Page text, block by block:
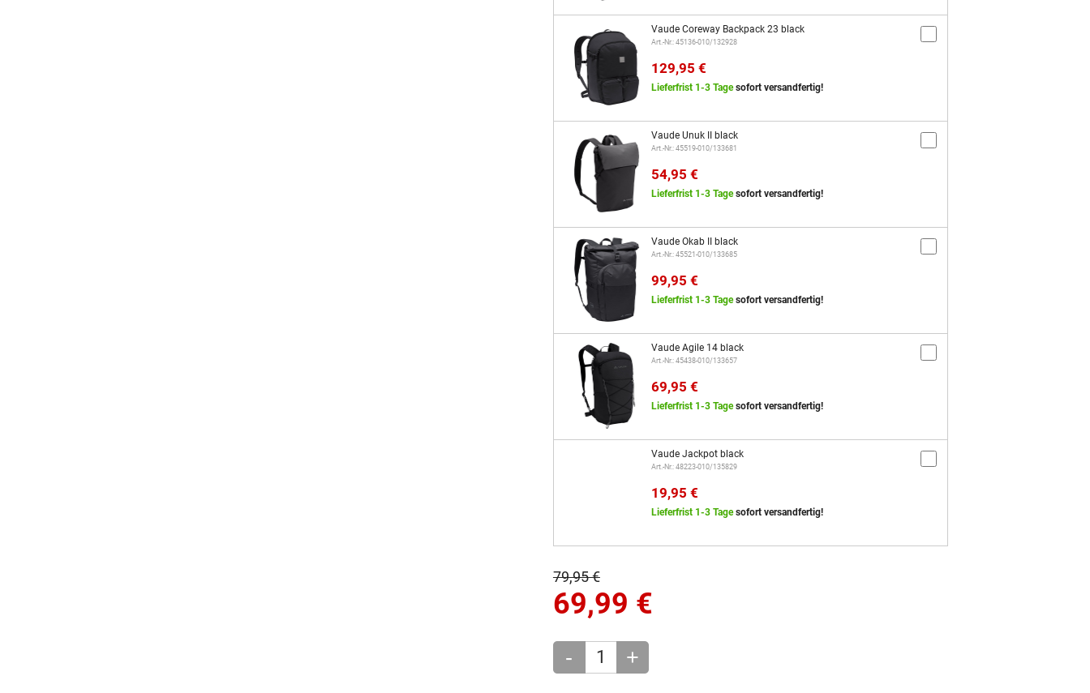
Vaude Coreway Backpack 23 black
Art.-Nr.: 45136-010/132928
129,95 €
Lieferfrist 1-3 Tagesofort versandfertig!
Vaude Unuk II black
Art.-Nr.: 45519-010/133681
54,95 €
Lieferfrist 1-3 Tagesofort versandfertig!
Vaude Okab II black
Art.-Nr.: 45521-010/133685
99,95 €
Lieferfrist 1-3 Tagesofort versandfertig!
Vaude Agile 14 black
Art.-Nr.: 45438-010/133657
69,95 €
Lieferfrist 1-3 Tagesofort versandfertig!
Vaude Jackpot black
Art.-Nr.: 48223-010/135829
19,95 €
Lieferfrist 1-3 Tagesofort versandfertig!
79,95 €
69,99 €
- +